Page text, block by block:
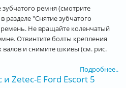
ремня (смотрите
разделе "Снятие зубчатого
Не вращайте коленчатый
Отвинтите болты крепления
и снимите шкивы (см. рис.
Подробнее..
Zetec-E Ford Escort 5